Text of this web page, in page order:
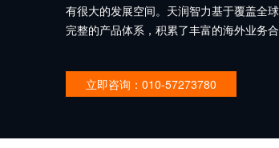
有很大的发展空间。天润智力基于覆盖全
完整的产品体系，积累了丰富的海外业务
立即咨询：010-57273780